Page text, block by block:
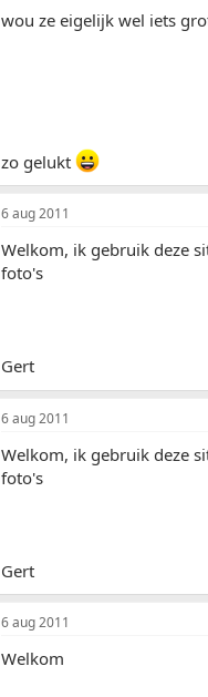
wou ze eigelijk wel iets
zo gelukt
6 aug 2011
Welkom, ik gebruik deze
foto's
Gert
6 aug 2011
Welkom, ik gebruik deze
foto's
Gert
6 aug 2011
Welkom